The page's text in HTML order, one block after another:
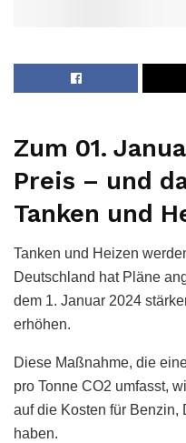
Zum 01.
Preis – und
Tanken und
Tanken und Heizen
Deutschland hat Pläne
dem 1. Januar 2024
erhöhen.
Diese Maßnahme, die
pro Tonne CO2 umfasst,
auf die Kosten für Benzin,
haben.